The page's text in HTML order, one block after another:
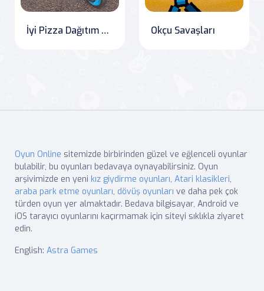
İyi Pizza Dağıtım Çocuğu Okçu Savaşları
Oyun Online sitemizde birbirinden güzel ve eğlenceli oyunlar
bulabilir, bu oyunları bedavaya oynayabilirsiniz. Oyun
arşivimizde en yeni kız giydirme oyunları, Atari klasikleri,
araba park etme oyunları, dövüş oyunları ve daha pek çok
türden oyun yer almaktadır. Bedava bilgisayar, Android ve
iOS tarayıcı oyunlarını kaçırmamak için siteyi sıklıkla ziyaret
edin.
English: Astra Games